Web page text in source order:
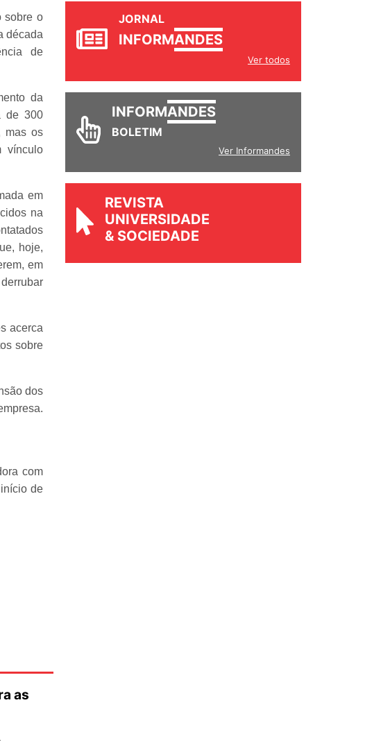
sobre o
década
de
da
de 300
mas os
vínculo
em
na
hoje,
em
acerca
sobre
dos
com
de
as
JORNAL
INFORMANDES
Ver todos
INFORMANDES
BOLETIM
Ver Informandes
REVISTA
UNIVERSIDADE
& SOCIEDADE